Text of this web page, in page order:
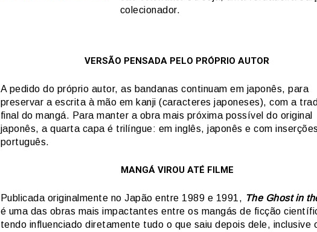
colecionador.
VERSÃO PENSADA PELO PRÓPRIO AUTOR
A pedido do próprio autor, as bandanas continuam em japonês, para
preservar a escrita à mão em kanji (caracteres japoneses), com a
final do mangá. Para manter a obra mais próxima possível do original
japonês, a quarta capa é trilíngue: em inglês, japonês e com
português.
MANGÁ VIROU ATÉ FILME
Publicada originalmente no Japão entre 1989 e 1991, The Ghost in
é uma das obras mais impactantes entre os mangás de ficção
tendo influenciado diretamente tudo o que saiu depois dele, inclusive